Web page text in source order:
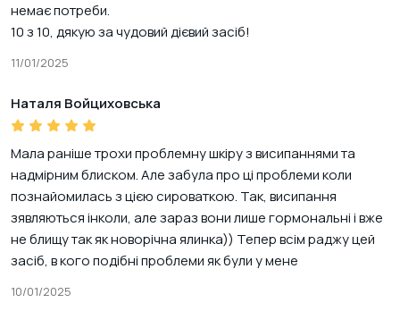
немає потреби.
10 з 10, дякую за чудовий дієвий засіб!
11/01/2025
Наталя Войциховська
Мала раніше трохи проблемну шкіру з висипаннями та
надмірним блиском. Але забула про ці проблеми коли
познайомилась з цією сироваткою. Так, висипання
зявляються інколи, але зараз вони лише гормональні і вже
не блищу так як новорічна ялинка)) Тепер всім раджу цей
засіб, в кого подібні проблеми як були у мене
10/01/2025